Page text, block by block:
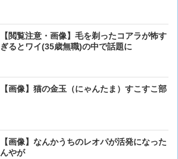
【閲覧注意・画像】毛を剃ったコアラが怖す
ぎるとワイ(35歳無職)の中で話題に
【画像】猫の金玉（にゃんたま）すこすこ部
【画像】なんかうちのレオパが活発になった
んやが
【画像】16歳の犬が起きま
【画像】 アメリカのケー
【画像】猫が抱きついてく